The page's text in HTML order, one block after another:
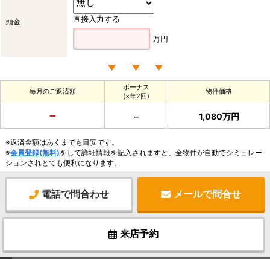
頭金 直接入力する
万円
毎月のご返済額
ボーナス
(×年2回)
物件価格
－ － 1,080万円
※返済金額はあくまでも目安です。
※会員登録(無料)をして詳細情報を記入されますと、全物件が自動でシミュレー
ションされとても便利になります。
電話で問合わせ メールで問合せ
来店予約